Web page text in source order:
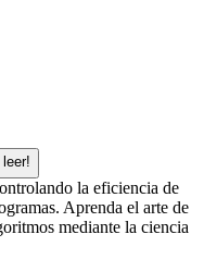
leer!
la eficiencia de
Aprenda el arte de
mediante la ciencia